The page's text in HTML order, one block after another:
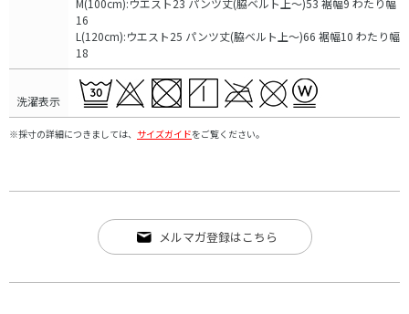
16
L(120cm):ウエスト25 パンツ丈(脇ベルト上～)66 裾幅10 わたり幅
18
洗濯表示
※採寸の詳細につきましては、 サイズガイドをご覧ください。
メルマガ登録はこちら